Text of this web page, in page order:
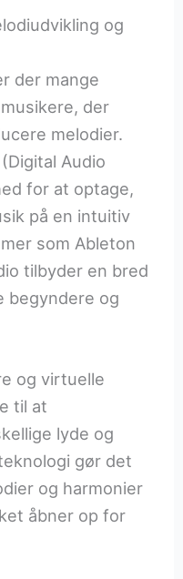
og
der mange
der
melodier.
Audio
for at optage,
på en intuitiv
som Ableton
tilbyder en bred
begyndere og
og virtuelle
til at
lyde og
gør det
og harmonier
åbner op for